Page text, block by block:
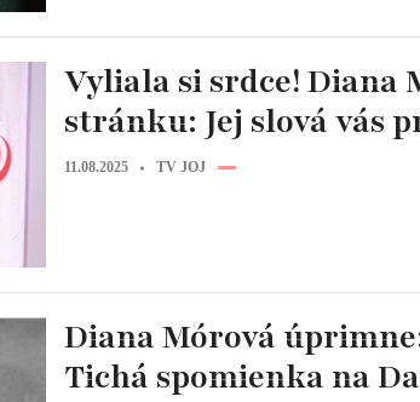
Vyliala si srdce! Diana
stránku: Jej slová vás
11.08.2025 TV JOJ
Diana Mórová
Tichá spomienka na